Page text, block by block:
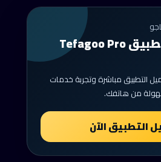
حمّل تطبيق Tefagoo Pro
التطبيق مباشرة وتجربة خدمات
من هاتفك.
التطبيق الآن